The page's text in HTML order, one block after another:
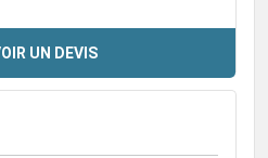
UN DEVIS